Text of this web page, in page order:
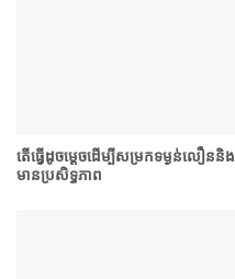
តើធ្វើដូចម្តេចដើម្បីសម្រក​ទម្ងន់លឿននិង
មានប្រសិទ្ធភាព